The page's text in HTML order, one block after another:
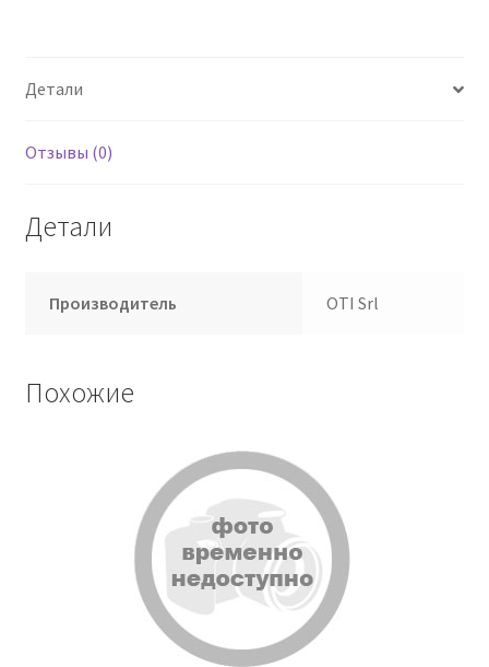
гранулы
Детали
Отзывы (0)
Детали
Производитель OTI Srl
Похожие